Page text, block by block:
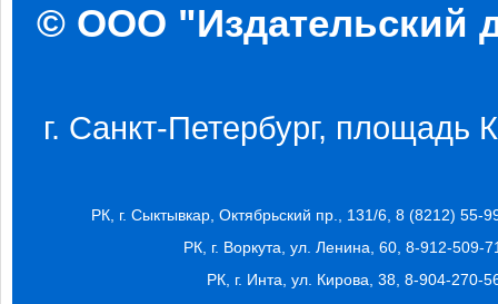
© ООО "Издательский
г. Санкт-Петербург, площадь
РК, г. Сыктывкар, Октябрьский пр., 131/6, 8 (8212) 55-
РК, г. Воркута, ул. Ленина, 60, 8-912-509-
РК, г. Инта, ул. Кирова, 38, 8-904-270-